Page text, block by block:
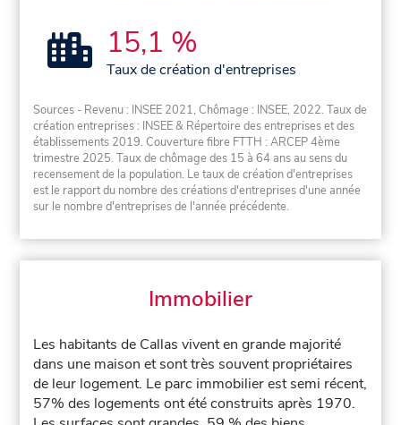
15,1 %
Taux de création d'entreprises
Sources - Revenu : INSEE 2021, Chômage : INSEE, 2022. Taux de
création entreprises : INSEE & Répertoire des entreprises et des
établissements 2019. Couverture fibre FTTH : ARCEP 4ème
trimestre 2025. Taux de chômage des 15 à 64 ans au sens du
recensement de la population. Le taux de création d'entreprises
est le rapport du nombre des créations d'entreprises d'une année
sur le nombre d'entreprises de l'année précédente.
Immobilier
Les habitants de Callas vivent en grande majorité
dans une maison et sont très souvent propriétaires
de leur logement. Le parc immobilier est semi récent,
57% des logements ont été construits après 1970.